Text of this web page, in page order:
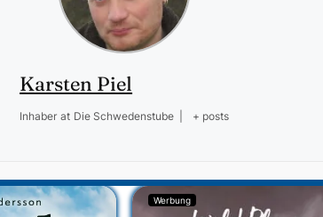
Karsten Piel
Inhaber at Die Schwedenstube + posts
Werbung